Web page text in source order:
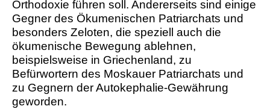
Orthodoxie führen soll. Andererseits sind einige
Gegner des Ökumenischen Patriarchats und
besonders Zeloten, die speziell auch die
ökumenische Bewegung ablehnen,
beispielsweise in Griechenland, zu
Befürwortern des Moskauer Patriarchats und
zu Gegnern der Autokephalie-Gewährung
geworden.